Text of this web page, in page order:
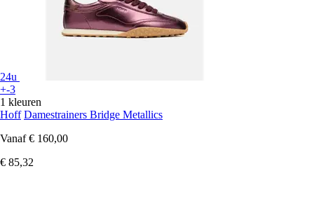
24u
+-3
1 kleuren
Hoff Damestrainers Bridge Metallics
Vanaf € 160,00
€ 85,32